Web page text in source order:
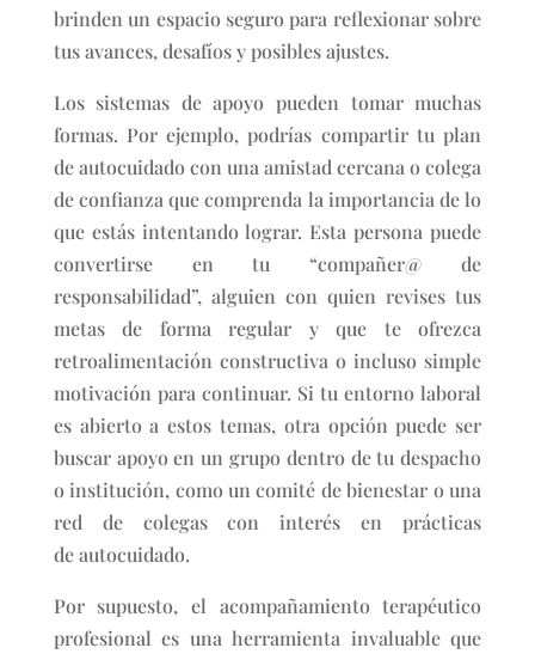
brinden un espacio seguro para reflexionar sobre
tus avances, desafíos y posibles ajustes.
Los sistemas de apoyo pueden tomar muchas
formas. Por ejemplo, podrías compartir tu plan
de autocuidado con una amistad cercana o colega
de confianza que comprenda la importancia de lo
que estás intentando lograr. Esta persona puede
convertirse en tu “compañer@ de
responsabilidad”, alguien con quien revises tus
metas de forma regular y que te ofrezca
retroalimentación constructiva o incluso simple
motivación para continuar. Si tu entorno laboral
es abierto a estos temas, otra opción puede ser
buscar apoyo en un grupo dentro de tu despacho
o institución, como un comité de bienestar o una
red de colegas con interés en prácticas
de autocuidado.
Por supuesto, el acompañamiento terapéutico
profesional es una herramienta invaluable que